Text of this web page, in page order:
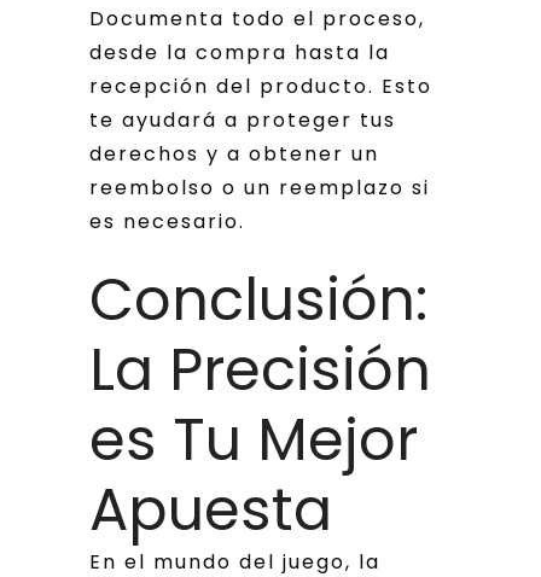
Documenta todo el proceso,
desde la compra hasta la
recepción del producto. Esto
te ayudará a proteger tus
derechos y a obtener un
reembolso o un reemplazo si
es necesario.
Conclusión:
La Precisión
es Tu Mejor
Apuesta
En el mundo del juego, la